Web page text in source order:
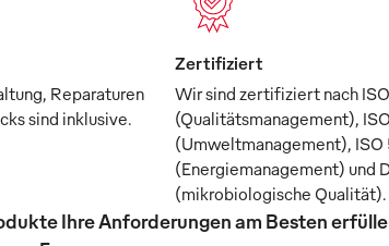
Reparaturen
sind inklusive.
Zertifiziert
Wir sind zertifiziert nach
(Qualitätsmanagement),
(Umweltmanagement), ISO
(Energiemanagement) und
(mikrobiologische Qualität).
Ihre Anforderungen am Besten